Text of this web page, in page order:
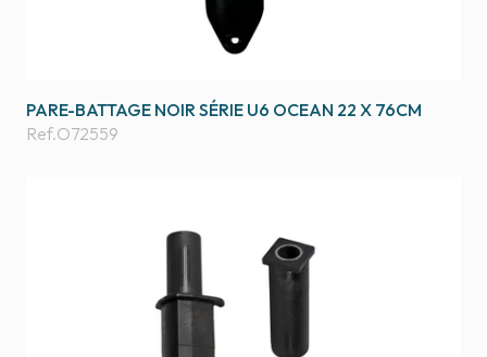
PARE-BATTAGE NOIR SÉRIE U6 OCEAN 22 X 76CM
Ref.O72559